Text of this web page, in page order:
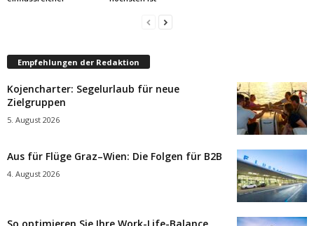
Empfehlungen der Redaktion
Kojencharter: Segelurlaub für neue
Zielgruppen
5. August 2026
Aus für Flüge Graz–Wien: Die Folgen für B2B
4. August 2026
So optimieren Sie Ihre Work-Life-Balance